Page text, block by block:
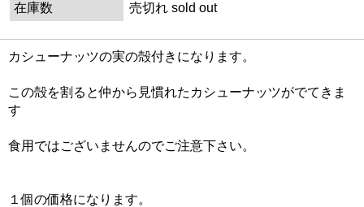
在庫数
売切れ sold out
カシューナッツの実の殻付きになります。
この殻を割ると仲から見慣れたカシューナッツがでてきま
す
食用ではございませんのでご注意下さい。
１個の価格になります。